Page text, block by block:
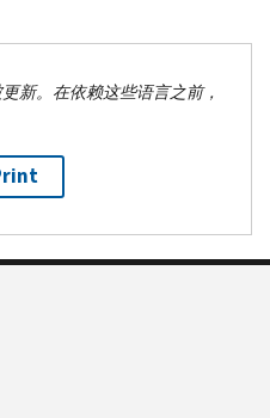
新。在依赖这些语言之前，